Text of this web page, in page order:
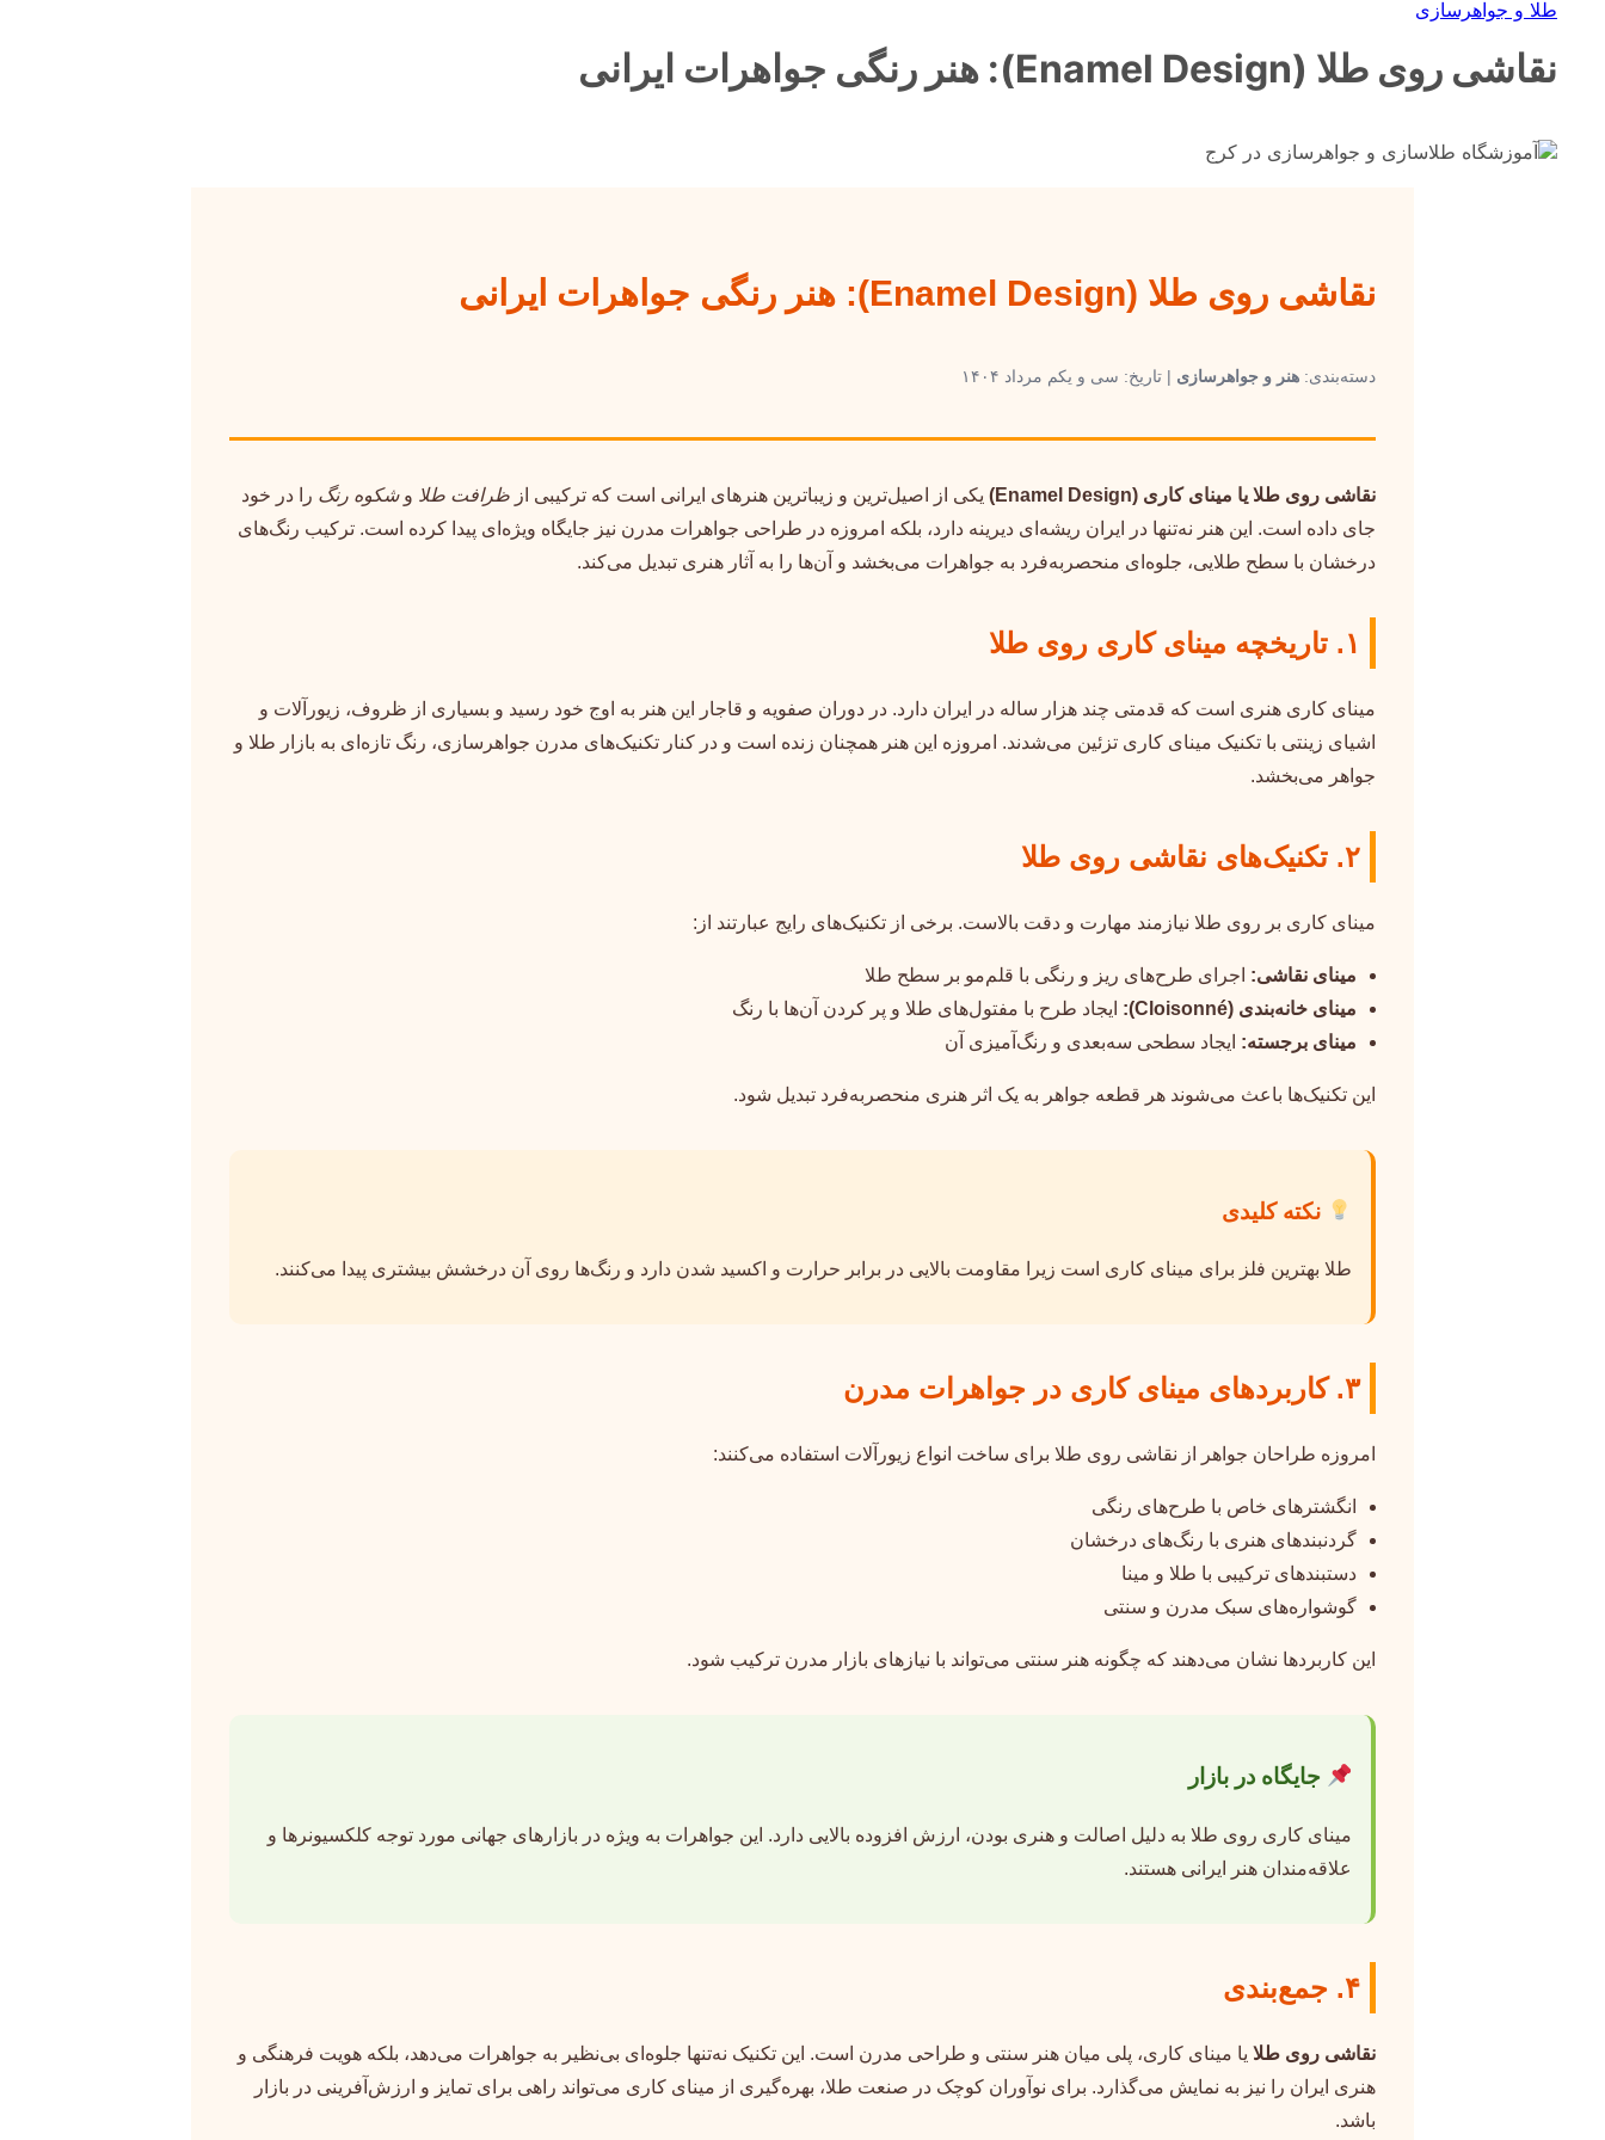
طلا و جواهرسازی
نقاشی روی طلا (Enamel Design): هنر رنگی جواهرات ایرانی
نقاشی روی طلا (Enamel Design): هنر رنگی جواهرات ایرانی
دسته‌بندی: هنر و جواهرسازی | تاریخ: سی و یکم مرداد ۱۴۰۴
نقاشی روی طلا یا مینای کاری (Enamel Design) یکی از اصیل‌ترین و زیباترین هنرهای ایرانی است که ترکیبی از ظرافت طلا وشکوه رنگ را در خود
جای داده است. این هنر نه‌تنها در ایران ریشه‌ای دیرینه دارد، بلکه امروزه در طراحی جواهرات مدرن نیز جایگاه ویژه‌ای پیدا کرده است. ترکیب رنگ‌های
درخشان با سطح طلایی، جلوه‌ای منحصر‌به‌فرد به جواهرات می‌بخشد و آن‌ها را به آثار هنری تبدیل می‌کند.
۱. تاریخچه مینای کاری روی طلا
مینای کاری هنری است که قدمتی چند هزار ساله در ایران دارد. در دوران صفویه و قاجار این هنر به اوج خود رسید و بسیاری از ظروف، زیورآلات و
اشیای زینتی با تکنیک مینای کاری تزئین می‌شدند. امروزه این هنر همچنان زنده است و در کنار تکنیک‌های مدرن جواهرسازی، رنگ تازه‌ای به بازار طلا و
جواهر می‌بخشد.
۲. تکنیک‌های نقاشی روی طلا
مینای کاری بر روی طلا نیازمند مهارت و دقت بالاست. برخی از تکنیک‌های رایج عبارتند از:
مینای نقاشی: اجرای طرح‌های ریز و رنگی با قلم‌مو بر سطح طلا
مینای خانه‌بندی (Cloisonné):
ایجاد طرح با مفتول‌های طلا و پر کردن آن‌ها با رنگ
مینای برجسته: ایجاد سطحی سه‌بعدی و رنگ‌آمیزی آن
این تکنیک‌ها باعث می‌شوند هر قطعه جواهر به یک اثر هنری منحصربه‌فرد تبدیل شود.
نکته کلیدی
طلا بهترین فلز برای مینای کاری است زیرا مقاومت بالایی در برابر حرارت و اکسید شدن دارد و رنگ‌ها روی آن درخشش بیشتری پیدا می‌کنند.
۳. کاربردهای مینای کاری در جواهرات مدرن
امروزه طراحان جواهر از نقاشی روی طلا برای ساخت انواع زیورآلات استفاده می‌کنند:
انگشترهای خاص با طرح‌های رنگی
گردنبندهای هنری با رنگ‌های درخشان
دستبندهای ترکیبی با طلا و مینا
گوشواره‌های سبک مدرن و سنتی
این کاربردها نشان می‌دهند که چگونه هنر سنتی می‌تواند با نیازهای بازار مدرن ترکیب شود.
جایگاه در بازار
مینای کاری روی طلا به دلیل اصالت و هنری بودن، ارزش افزوده بالایی دارد. این جواهرات به ویژه در بازارهای جهانی مورد توجه کلکسیونرها و
علاقه‌مندان هنر ایرانی هستند.
۴. جمع‌بندی
نقاشی روی طلا یا مینای کاری، پلی میان هنر سنتی و طراحی مدرن است. این تکنیک نه‌تنها جلوه‌ای بی‌نظیر به جواهرات می‌دهد، بلکه هویت فرهنگی و
هنری ایران را نیز به نمایش می‌گذارد. برای نوآوران کوچک در صنعت طلا، بهره‌گیری از مینای کاری می‌تواند راهی برای تمایز و ارزش‌آفرینی در بازار
باشد.